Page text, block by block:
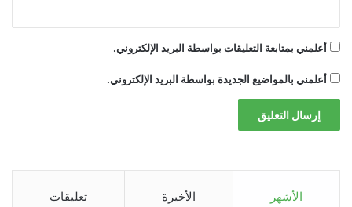
أعلمني بمتابعة التعليقات بواسطة البريد الإلكتروني.
أعلمني بالمواضيع الجديدة بواسطة البريد الإلكتروني.
الأشهر الأخيرة تعليقات